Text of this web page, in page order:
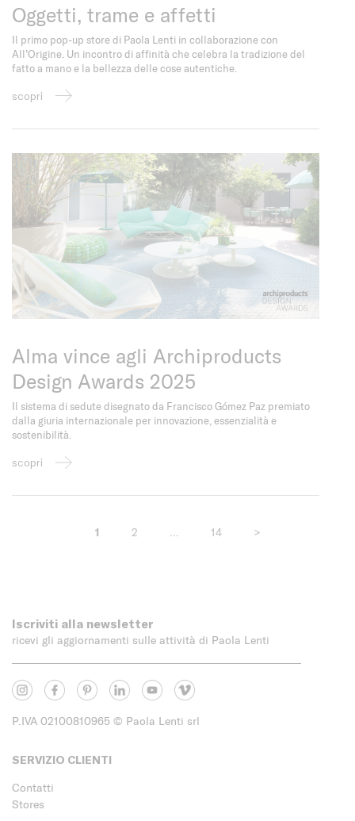
Oggetti, trame e affetti
Il primo pop-up store di Paola Lenti in collaborazione con
All’Origine. Un incontro di affinità che celebra la tradizione del
fatto a mano e la bellezza delle cose autentiche.
scopri
Alma vince agli Archiproducts
Design Awards 2025
Il sistema di sedute disegnato da Francisco Gómez Paz premiato
dalla giuria internazionale per innovazione, essenzialità e
sostenibilità.
scopri
1 2 … 14 >
Iscriviti alla newsletter
ricevi gli aggiornamenti sulle attività di Paola Lenti
P.IVA 02100810965 © Paola Lenti srl
SERVIZIO CLIENTI
Contatti
Stores